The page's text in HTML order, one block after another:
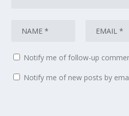
Notify me of follow-up
Notify me of new posts by